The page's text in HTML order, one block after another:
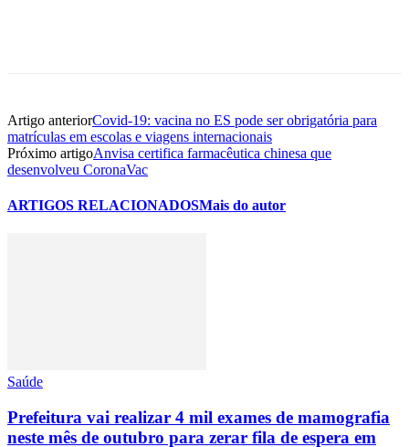
Artigo anteriorCovid-19: vacina no ES pode ser obrigatória para
matrículas em escolas e viagens internacionais
Próximo artigoAnvisa certifica farmacêutica chinesa que
desenvolveu CoronaVac
ARTIGOS RELACIONADOSMais do autor
Saúde
Prefeitura vai realizar 4 mil exames de mamografia
neste mês de outubro para zerar fila de espera em